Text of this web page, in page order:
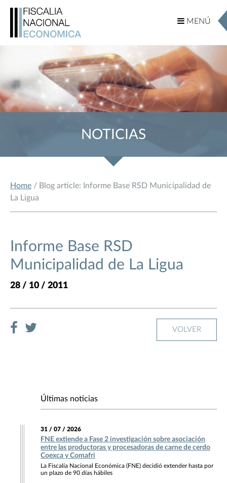
MENÚ
MENÚ
NOTICIAS
Home / Blog article: Informe Base RSD Municipalidad de
La Ligua
Informe Base RSD
Municipalidad de La Ligua
28 / 10 / 2011
VOLVER
Últimas noticias
31 / 07 / 2026
FNE extiende a Fase 2 investigación sobre asociación
entre las productoras y procesadoras de carne de cerdo
Coexca y Comafri
La Fiscalía Nacional Económica (FNE) decidió extender hasta por
un plazo de 90 días hábiles